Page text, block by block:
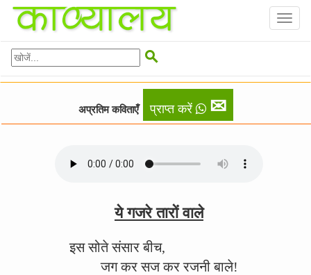

अप्रतिम कविताएँ प्राप्त करें ✉
ये गजरे तारों वाले
इस सोते संसार बीच,
जग कर सज कर रजनी बाले!